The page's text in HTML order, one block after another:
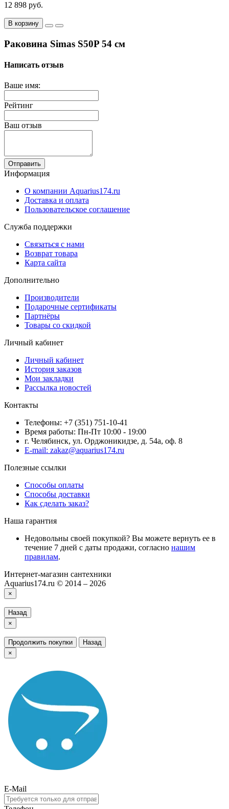
12 898 руб.
В корзину
Раковина Simas S50P 54 см
Написать отзыв
Ваше имя:
Рейтинг
Ваш отзыв
Отправить
Информация
О компании Aquarius174.ru
Доставка и оплата
Пользовательское соглашение
Служба поддержки
Связаться с нами
Возврат товара
Карта сайта
Дополнительно
Производители
Подарочные сертификаты
Партнёры
Товары со скидкой
Личный кабинет
Личный кабинет
История заказов
Мои закладки
Рассылка новостей
Контакты
Телефоны: +7 (351) 751-10-41
Время работы: Пн-Пт 10:00 - 19:00
г. Челябинск, ул. Орджоникидзе, д. 54а, оф. 8
E-mail: zakaz@aquarius174.ru
Полезные ссылки
Способы оплаты
Способы доставки
Как сделать заказ?
Наша гарантия
Недовольны своей покупкой? Вы можете вернуть ее в
течение 7 дней с даты продажи, согласно нашим
правилам.
Интернет-магазин сантехники
Aquarius174.ru © 2014 – 2026
×
Назад
×
Продолжить покупки
Назад
×
E-Mail